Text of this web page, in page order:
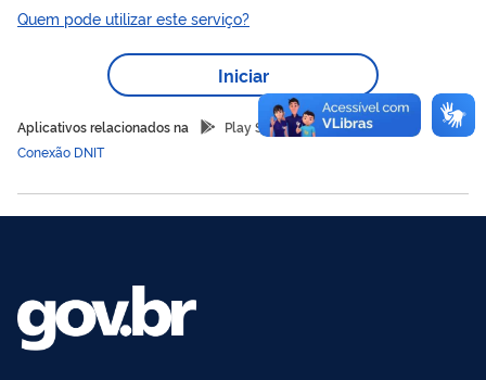
conhecimentos e por estímulos pedagógicos contínuos para
desenvolver ações continuadas de Educação para o Trânsito
nas escolas de todo o país.
Quem pode utilizar este serviço?
Iniciar
Aplicativos relacionados na
Play Store:
Conexão DNIT